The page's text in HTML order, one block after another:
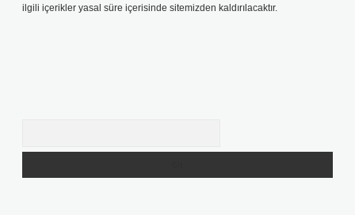
ilgili içerikler yasal süre içerisinde sitemizden kaldırılacaktır.